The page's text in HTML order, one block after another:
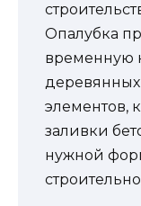
Опалубка
временную
элементов,
заливки
нужной